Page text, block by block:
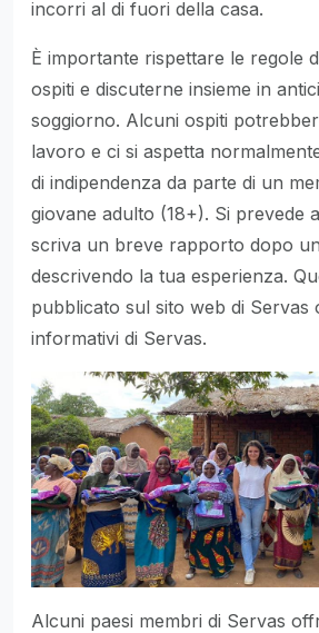
incorri al di fuori della casa.
È importante rispettare le regole
ospiti e discuterne insieme in
soggiorno. Alcuni ospiti
lavoro e ci si aspetta
di indipendenza da parte di un
giovane adulto (18+). Si prevede
scriva un breve rapporto dopo
descrivendo la tua esperienza.
pubblicato sul sito web di Servas
informativi di Servas.
Alcuni paesi membri di Servas